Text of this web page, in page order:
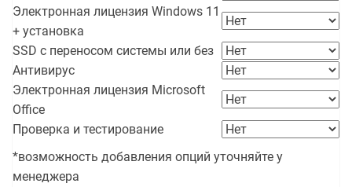
Электронная лицензия Windows 11
+ установка
SSD с переносом системы или без
Антивирус
Электронная лицензия Microsoft
Office
Проверка и тестирование
*возможность добавления опций уточняйте у
менеджера